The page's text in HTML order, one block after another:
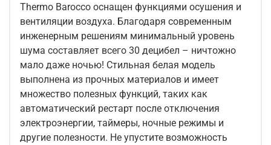
Thermo Barocco оснащен функциями осушения и
вентиляции воздуха. Благодаря современным
инженерным решениям минимальный уровень
шума составляет всего 30 децибел – ничтожно
мало даже ночью! Стильная белая модель
выполнена из прочных материалов и имеет
множество полезных функций, таких как
автоматический рестарт после отключения
электроэнергии, таймеры, ночные режимы и
другие полезности. Не упустите возможность